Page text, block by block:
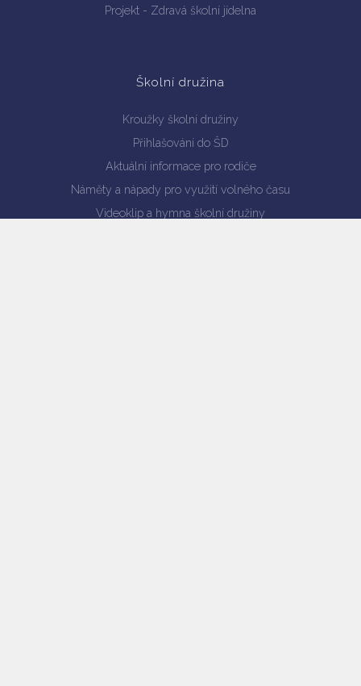
Projekt - Zdravá školní jídelna
Školní družina
Kroužky školní družiny
Přihlašování do ŠD
Aktuální informace pro rodiče
Náměty a nápady pro využití volného času
Videoklip a hymna školní družiny